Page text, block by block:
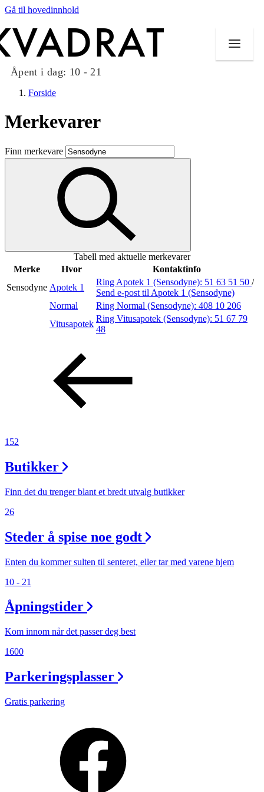
Gå til hovedinnhold
Åpent i dag: 10 - 21
Butikker
Mat og drikke
Taket på Kvadrat
Aktiviteter
Inspirasjon
Åpningstider
Praktisk informasjon
Ledige stillinger
Forside
Merkevarer
Finn merkevare
Tabell med aktuelle merkevarer
Merke
Hvor
Kontaktinfo
Sensodyne Apotek 1
Ring Apotek 1 (Sensodyne): 51 63 51 50 /
Send e-post til Apotek 1 (Sensodyne)
Normal
Ring Normal (Sensodyne): 408 10 206
Vitusapotek
Ring Vitusapotek (Sensodyne): 51 67 79
48
152
Butikker
Finn det du trenger blant et bredt utvalg butikker
26
Steder å spise noe godt
Enten du kommer sulten til senteret, eller tar med varene hjem
10 - 21
Åpningstider
Kom innom når det passer deg best
1600
Parkeringsplasser
Gratis parkering